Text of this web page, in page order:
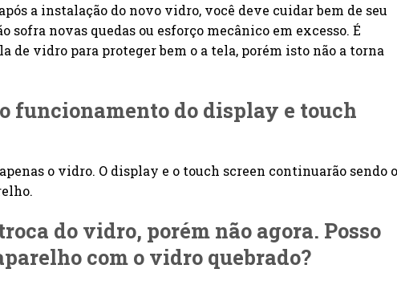
a instalação do novo vidro, você deve cuidar bem de seu
sofra novas quedas ou esforço mecânico em excesso. É
de vidro para proteger bem o a tela, porém isto não a torna
funcionamento do display e touch
o vidro. O display e o touch screen continuarão sendo
do vidro, porém não agora. Posso
com o vidro quebrado?